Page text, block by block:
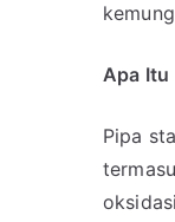
Apa Itu
Pipa